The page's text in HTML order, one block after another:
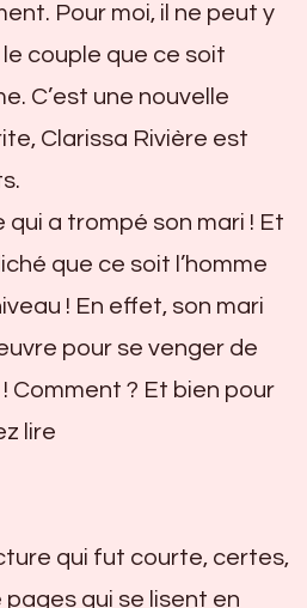
Pour moi, il ne peut y
couple que ce soit
C’est une nouvelle
Clarissa Rivière est
qui a trompé son mari ! Et
que ce soit l’homme
! En effet, son mari
pour se venger de
Comment ? Et bien pour
lire
qui fut courte, certes,
qui se lisent en